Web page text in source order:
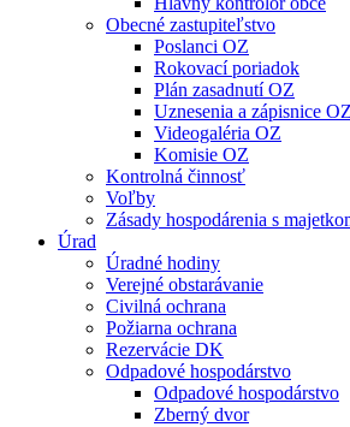
Obecné zastupiteľstvo
Poslanci OZ
Rokovací poriadok
Plán zasadnutí OZ
Uznesenia a zápisnice OZ
Videogaléria OZ
Komisie OZ
Kontrolná činnosť
Voľby
Zásady hospodárenia s
Úrad
Úradné hodiny
Verejné obstarávanie
Civilná ochrana
Požiarna ochrana
Rezervácie DK
Odpadové hospodárstvo
Odpadové hospodárstvo
Zberný dvor